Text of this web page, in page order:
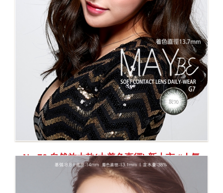
No.70 自然放大款(大着色直徑) 新上市 #人氣